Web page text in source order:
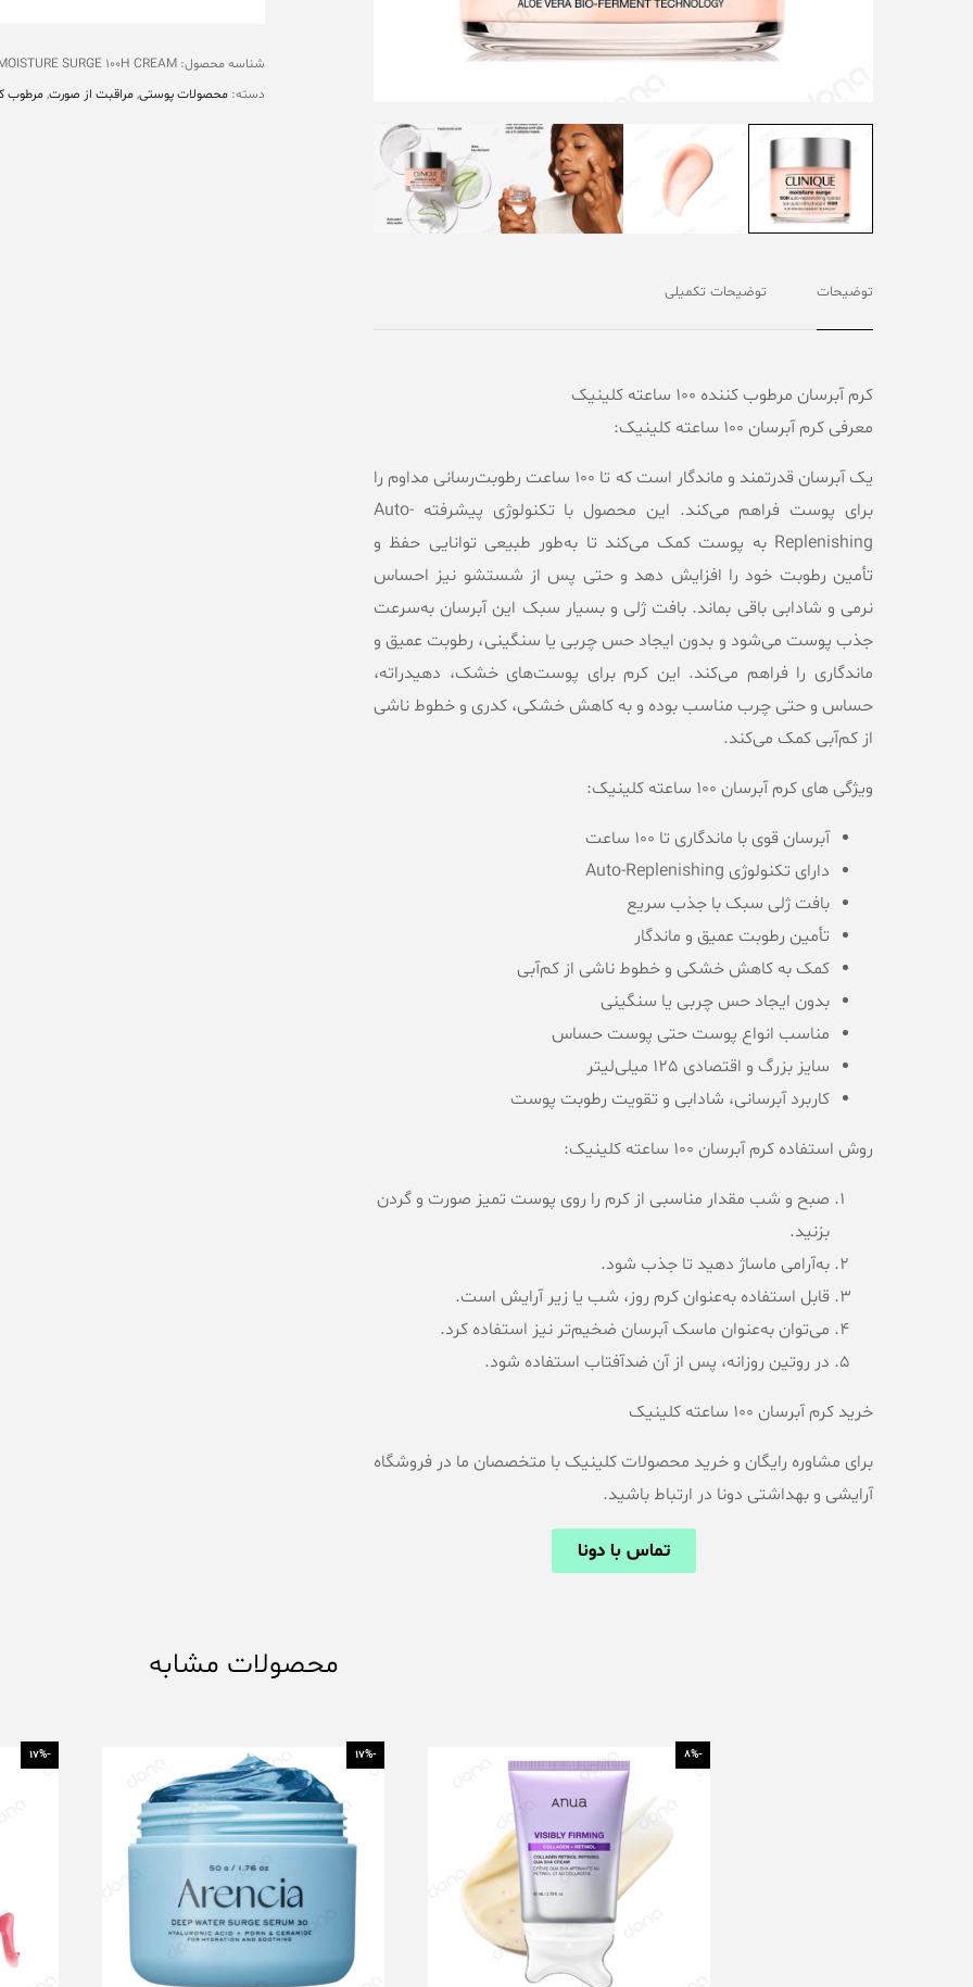
توضیحات توضیحات تکمیلی
کرم آبرسان مرطوب کننده ۱۰۰ ساعته کلینیک
معرفی کرم آبرسان 100 ساعته کلینیک:
یک آبرسان قدرتمند و ماندگار است که تا ۱۰۰ ساعت رطوبت‌رسانی مداوم
را
برای پوست فراهم می‌کند. این محصول با تکنولوژی پیشرفته Auto-
Replenishing به پوست کمک می‌کند تا به‌طور طبیعی توانایی حفظ و
تأمین رطوبت خود را افزایش دهد و حتی پس از شستشو نیز احساس
نرمی و شادابی باقی بماند. بافت ژلی و بسیار سبک این آبرسان به‌سرعت
جذب پوست می‌شود و بدون ایجاد حس چربی یا سنگینی، رطوبت عمیق و
ماندگاری را فراهم می‌کند. این کرم برای پوست‌هایخشک، دهیدراته،
حساس و حتی چرب مناسب بوده و به کاهش خشکی، کدری و خطوط ناشی
از کم‌آبی کمک می‌کند.
ویژگی های کرم آبرسان 100 ساعته کلینیک:
آبرسان قوی با ماندگاری تا 100 ساعت
دارای تکنولوژی Auto-Replenishing
بافت ژلی سبک با جذب سریع
تأمین رطوبت عمیق و ماندگار
کمک به کاهش خشکی و خطوط ناشی از کم‌آبی
بدون ایجاد حس چربی یا سنگینی
مناسب انواع پوست حتی پوست حساس
سایز بزرگ و اقتصادی 125 میلی‌لیتر
کاربرد آبرسانی، شادابی و تقویت رطوبت پوست
روش استفاده کرم آبرسان 100 ساعته کلینیک:
صبح و شب مقدار مناسبی از کرم را روی پوست تمیز صورت و گردن
بزنید.
به‌آرامی ماساژ دهید تا جذب شود.
قابل استفاده به‌عنوان کرم روز، شب یا زیر آرایش است.
می‌توان به‌عنوان ماسک آبرسان ضخیم‌تر نیز استفاده کرد.
در روتین روزانه، پس از آن ضدآفتاب استفاده شود.
خرید کرم آبرسان 100 ساعته کلینیک
برای مشاوره رایگان و خرید محصولات کلینیک با متخصصان ما در فروشگاه
آرایشی و بهداشتی دونا در ارتباط باشید.
تماس با دونا
شناسه محصول: SURGE 100H CREAM
دسته: محصولات پوستی,مراقبت از صورت,مرطوب
محصولات مشابه
-8%
-17%
-17%